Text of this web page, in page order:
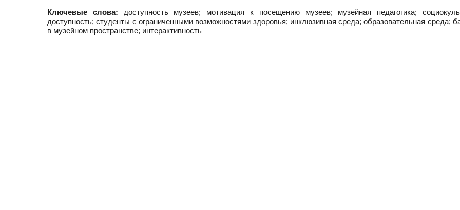
Ключевые слова: доступность музеев; мотивация к посещению музеев; музейная педагогика;
доступность; студенты с ограниченными возможностями здоровья; инклюзивная среда; образовательная среда;
в музейном пространстве; интерактивность